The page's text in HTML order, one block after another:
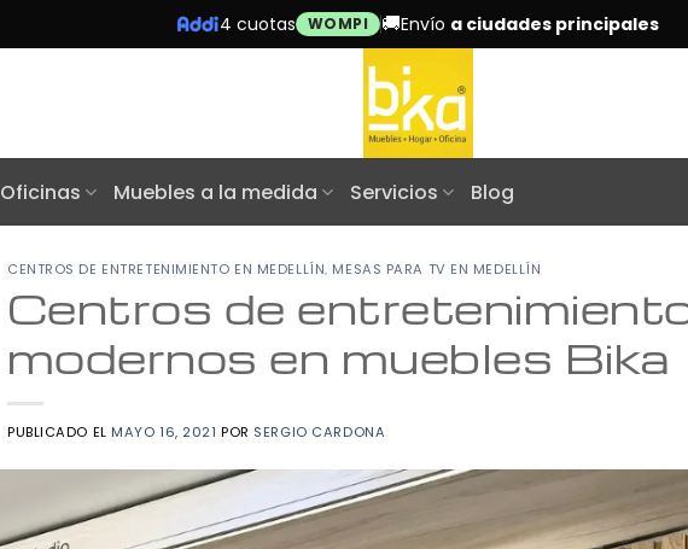
4 cuotas WOMPI 🚚Envío a ciudades principales
Oficinas Muebles a la medida Servicios Blog
CENTROS DE ENTRETENIMIENTO EN MEDELLÍN MESAS PARA TV EN MEDELLÍN
Centros de
modernos en muebles Bika
PUBLICADO EL MAYO 16, 2021 POR SERGIO CARDONA